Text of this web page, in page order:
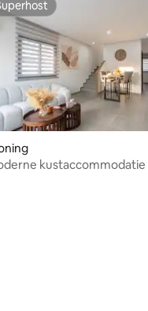
van 4,8 uit 5,
kustaccommodatie